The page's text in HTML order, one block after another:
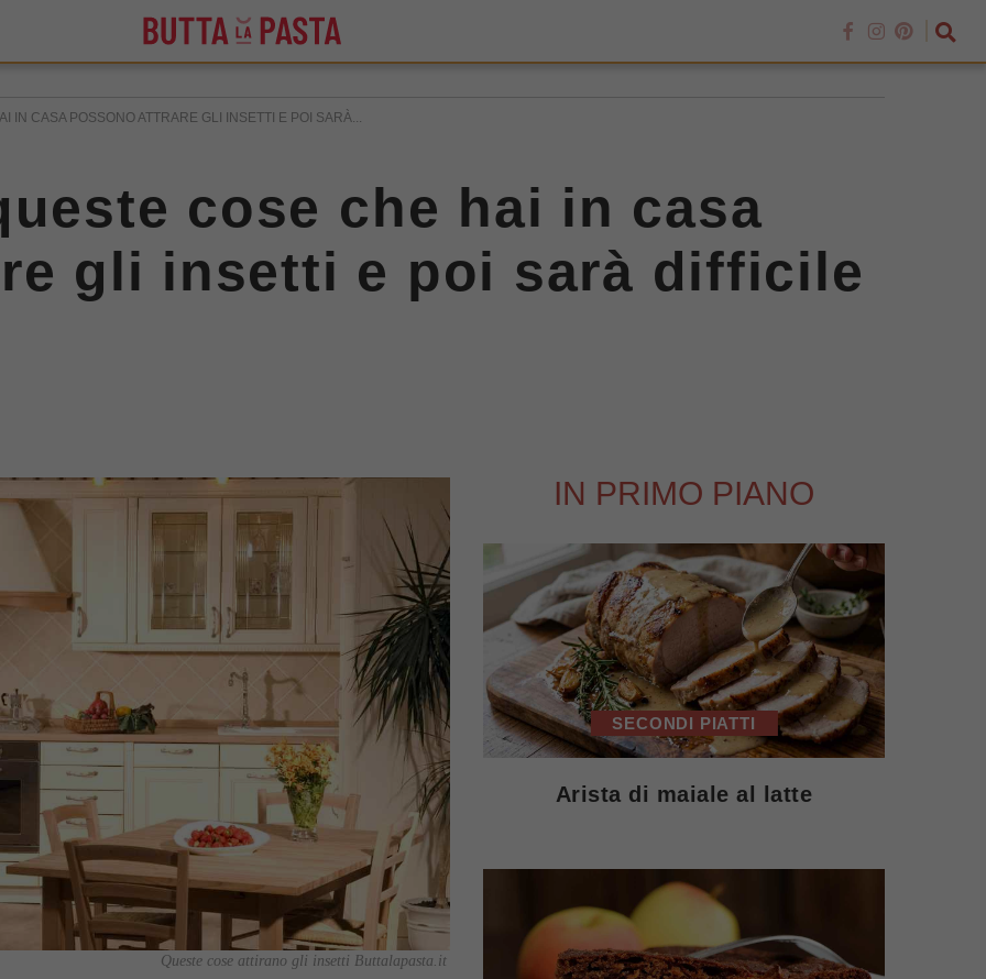
IN CASA POSSONO ATTRARE GLI INSETTI E POI SARÀ...
cose che hai in casa
gli insetti e poi sarà difficile
Queste cose attirano gli insetti Buttalapasta.it
IN PRIMO PIANO
SECONDI PIATTI
Arista di maiale al latte